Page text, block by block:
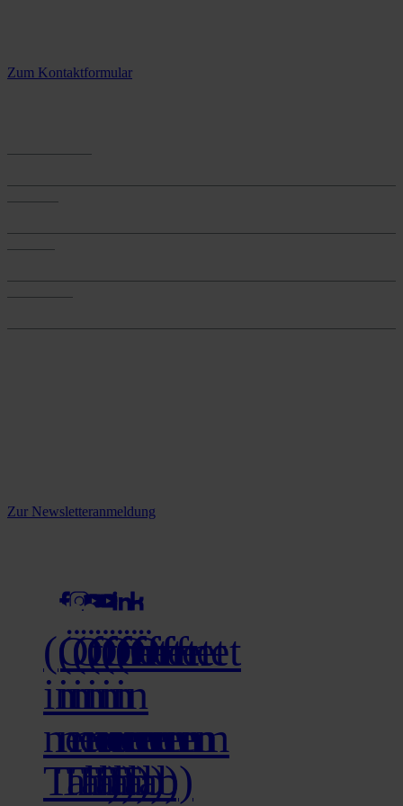
Zum Kontaktformular
Zur Newsletteranmeldung
(Öffnet
in
neuem
Tab)
(Öffnet
in
neuem
Tab)
(Öffnet
in
neuem
Tab)
(Öffnet
in
neuem
Tab)
(Öffnet
in
neuem
Tab)
(Öffnet
in
neuem
Tab)